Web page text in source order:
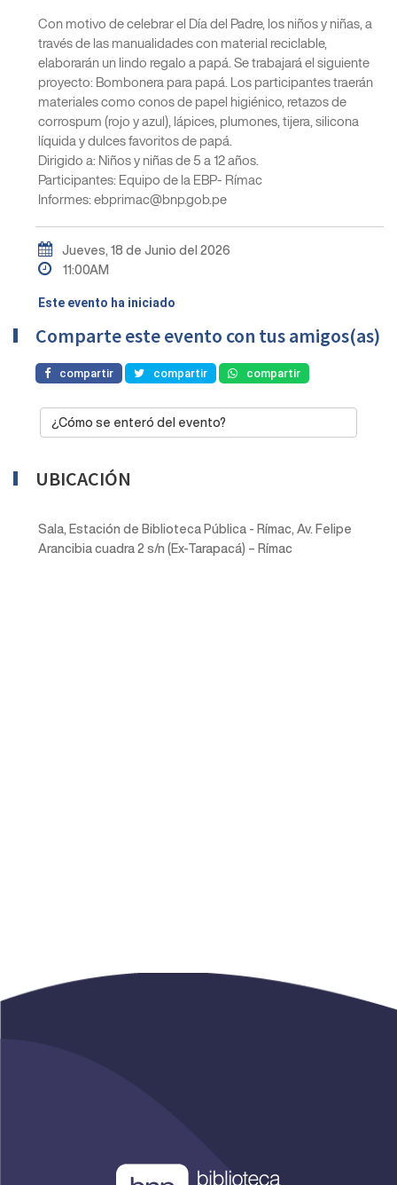
Con motivo de celebrar el Día del Padre, los niños y niñas, a
través de las manualidades con material reciclable,
elaborarán un lindo regalo a papá. Se trabajará el siguiente
proyecto: Bombonera para papá. Los participantes traerán
materiales como conos de papel higiénico, retazos de
corrospum (rojo y azul), lápices, plumones, tijera, silicona
líquida y dulces favoritos de papá.
Dirigido a: Niños y niñas de 5 a 12 años.
Participantes: Equipo de la EBP- Rímac
Informes: ebprimac@bnp.gob.pe
Jueves, 18 de Junio del 2026
11:00AM
Este evento ha iniciado
Comparte este evento con tus amigos(as)
compartir compartir compartir
¿Cómo se enteró del evento?
UBICACIÓN
Sala, Estación de Biblioteca Pública - Rímac, Av. Felipe
Arancibia cuadra 2 s/n (Ex-Tarapacá) – Rímac